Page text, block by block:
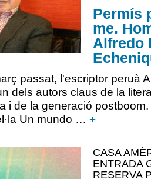
Permís
me.
Alfredo
passat, l'escriptor peruà
dels autors claus de la
i de la generació
Un mundo … +
CASA
ENTRADA
RESERVA